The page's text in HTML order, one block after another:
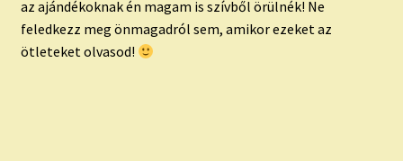
TAROT ELEMZÉS MEGRENDELÉSE LIMITÁLT!
AJÁNDÉKOKKAL!
az ajándékoknak én magam is szívből örülnék! Ne
feledkezz meg önmagadról sem, amikor ezeket az
ötleteket olvasod!